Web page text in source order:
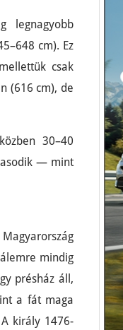
legnagyobb
cm). Ez
csak
(616 cm), de
30–40
— mint
mindig
présház áll,
a fát maga
király 1476-